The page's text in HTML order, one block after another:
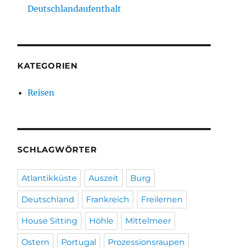
Deutschlandaufenthalt
KATEGORIEN
Reisen
SCHLAGWÖRTER
Atlantikküste Auszeit Burg
Deutschland Frankreich Freilernen
House Sitting Höhle Mittelmeer
Ostern Portugal Prozessionsraupen